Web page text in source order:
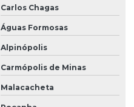
Carlos Chagas
Águas Formosas
Alpinópolis
Carmópolis de Minas
Malacacheta